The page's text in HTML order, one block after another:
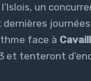
un
face à
et tenteront